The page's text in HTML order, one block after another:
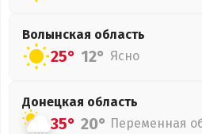
Волынская область
25° 12° Ясно
Донецкая область
35° 20° Переменная